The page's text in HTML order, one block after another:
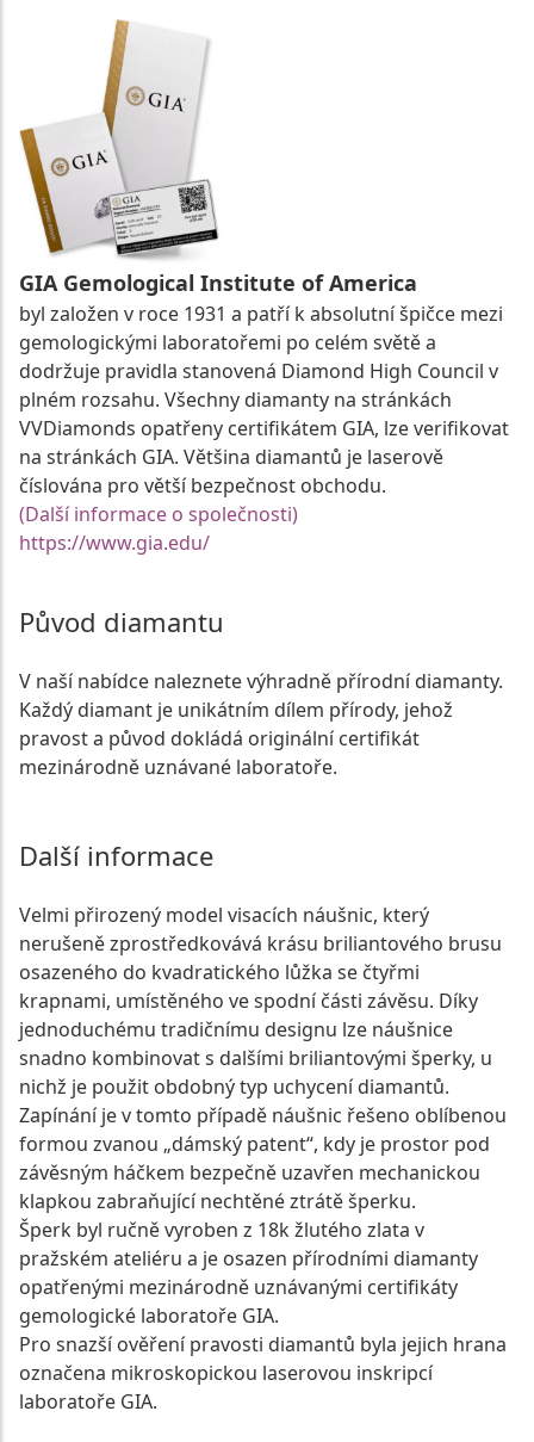
GIA Gemological Institute of America
byl založen v roce 1931 a patří k absolutní špičce mezi
gemologickými laboratořemi po celém světě a
dodržuje pravidla stanovená Diamond High Council v
plném rozsahu. Všechny diamanty na stránkách
VVDiamonds opatřeny certifikátem GIA, lze verifikovat
na stránkách GIA. Většina diamantů je laserově
číslována pro větší bezpečnost obchodu.
(Další informace o společnosti)
https://www.gia.edu/
Původ diamantu
V naší nabídce naleznete výhradně přírodní diamanty.
Každý diamant je unikátním dílem přírody, jehož
pravost a původ dokládá originální certifikát
mezinárodně uznávané laboratoře.
Další informace
Velmi přirozený model visacích náušnic, který
nerušeně zprostředkovává krásu briliantového brusu
osazeného do kvadratického lůžka se čtyřmi
krapnami, umístěného ve spodní části závěsu. Díky
jednoduchému tradičnímu designu lze náušnice
snadno kombinovat s dalšími briliantovými šperky, u
nichž je použit obdobný typ uchycení diamantů.
Zapínání je v tomto případě náušnic řešeno oblíbenou
formou zvanou „dámský patent“, kdy je prostor pod
závěsným háčkem bezpečně uzavřen mechanickou
klapkou zabraňující nechtěné ztrátě šperku.
Šperk byl ručně vyroben z 18k žlutého zlata v
pražském ateliéru a je osazen přírodními diamanty
opatřenými mezinárodně uznávanými certifikáty
gemologické laboratoře GIA.
Pro snazší ověření pravosti diamantů byla jejich hrana
označena mikroskopickou laserovou inskripcí
laboratoře GIA.